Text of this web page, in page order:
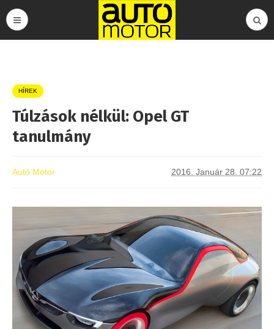
HÍREK
Túlzások nélkül: Opel GT
tanulmány
Autó Motor 2016. Január 28. 07:22